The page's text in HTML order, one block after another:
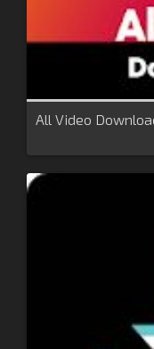
All Video